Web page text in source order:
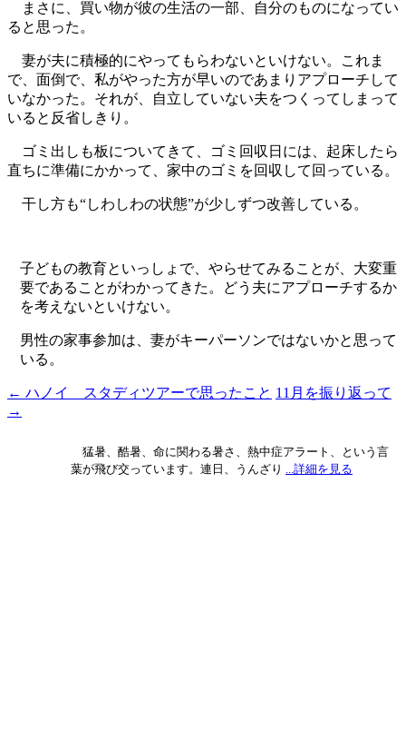
まさに、買い物が彼の生活の一部、自分のものになってい
ると思った。
妻が夫に積極的にやってもらわないといけない。これま
で、面倒で、私がやった方が早いのであまりアプローチして
いなかった。それが、自立していない夫をつくってしまって
いると反省しきり。
ゴミ出しも板についてきて、ゴミ回収日には、起床したら
直ちに準備にかかって、家中のゴミを回収して回っている。
干し方も“しわしわの状態”が少しずつ改善している。
子どもの教育といっしょで、やらせてみることが、大変重
要であることがわかってきた。どう夫にアプローチするか
を考えないといけない。
男性の家事参加は、妻がキーパーソンではないかと思って
いる。
投
← ハノイ スタディツアーで思ったこと 11月を振り返って
→
猛暑、酷暑、命に関わる暑さ、熱中症アラート、という言
葉が飛び交っています。連日、うんざり
...詳細を見る